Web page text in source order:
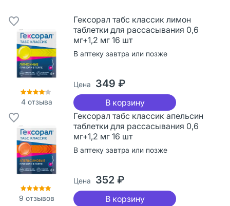
4отзыва
Гексорал табс классик лимон
таблетки для рассасывания 0,6
мг+1,2 мг 16 шт
В аптеку завтра или позже
Цена 349 ₽
В корзину
9 отзывов
Гексорал табс классик апельсин
таблетки для рассасывания 0,6
мг+1,2 мг 16 шт
В аптеку завтра или позже
Цена 352 ₽
В корзину